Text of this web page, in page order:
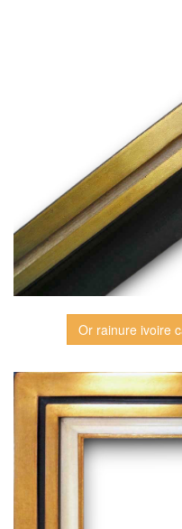
Or rainure ivoire